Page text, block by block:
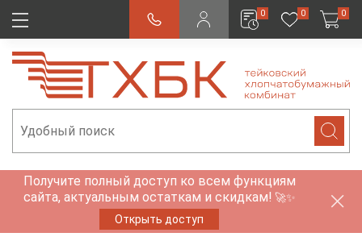
0 0 0
Получите полный доступ ко всем функциям
сайта, актуальным остаткам и скидкам! 🚀✨
Открыть доступ